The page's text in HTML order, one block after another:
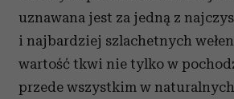
uznawana jest za jedną z
i najbardziej szlachetnych
wartość tkwi nie tylko w
przede wszystkim w